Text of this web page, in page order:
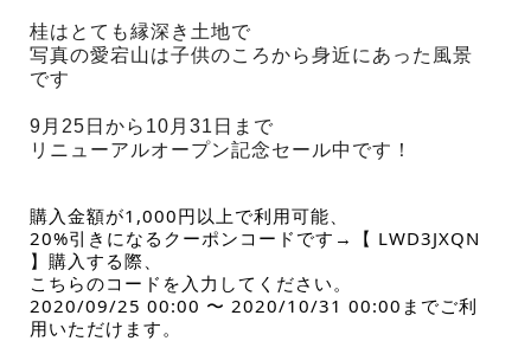
桂はとても縁深き土地で
写真の愛宕山は子供のころから身近にあった風景
です
9月25日から10月31日まで
リニューアルオープン記念セール中です！
購入金額が1,000円以上で利用可能、
20%引きになるクーポンコードです→【 LWD3JXQN
】購入する際、
こちらのコードを入力してください。
2020/09/25 00:00 〜 2020/10/31 00:00までご利
用いただけます。